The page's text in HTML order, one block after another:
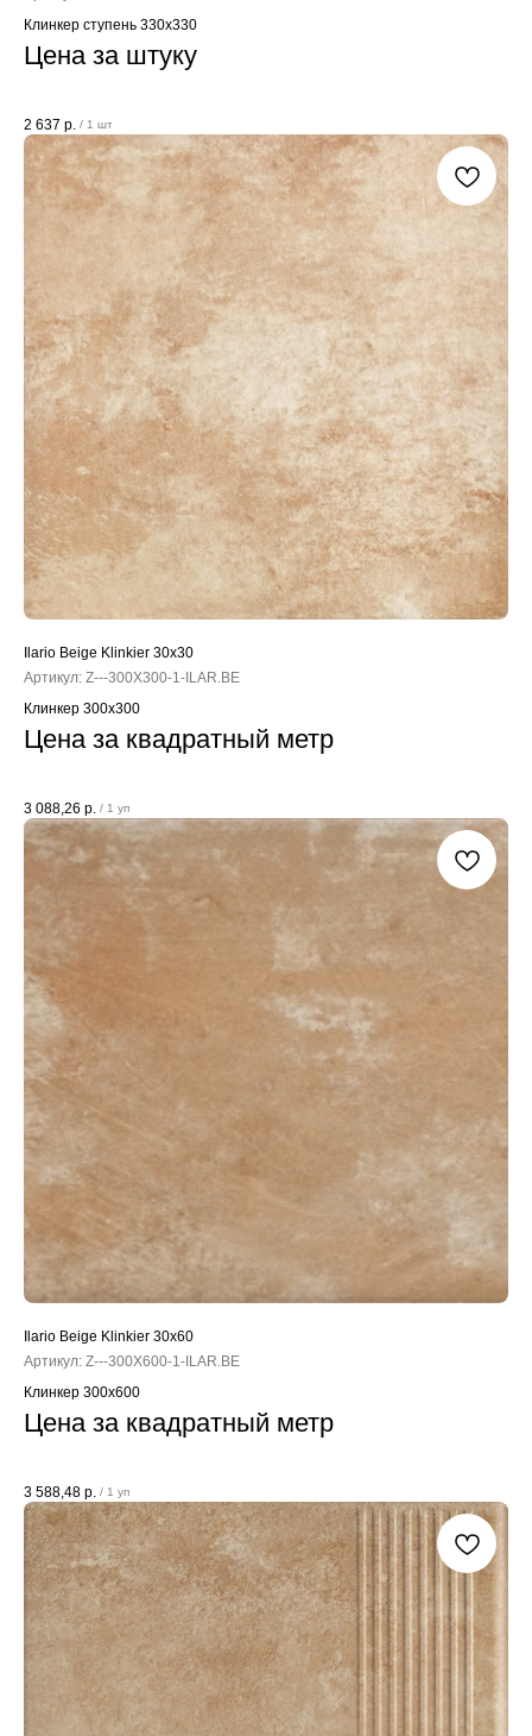
Клинкер ступень 330x330
Цена за штуку
2 637 р. / 1 шт
Ilario Beige Klinkier 30x30
Артикул: Z---300X300-1-ILAR.BE
Клинкер 300x300
Цена за квадратный метр
3 088,26 р. / 1 уп
Ilario Beige Klinkier 30x60
Артикул: Z---300X600-1-ILAR.BE
Клинкер 300x600
Цена за квадратный метр
3 588,48 р. / 1 уп